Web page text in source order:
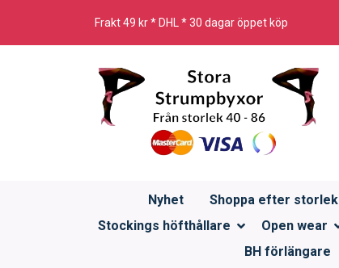
Frakt 49 kr * DHL * 30 dagar öppet köp
Nyhet Shoppa efter storlek
Stockings höfthållare
Open wear
BH förlängare